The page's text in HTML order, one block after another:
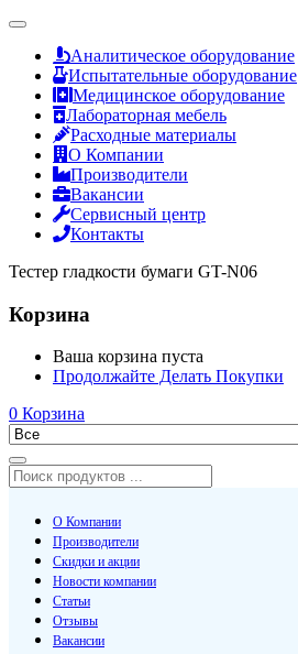
Аналитическое оборудование
Испытательные оборудование
Медицинское оборудование
Лабораторная мебель
Расходные материалы
О Компании
Производители
Вакансии
Сервисный центр
Контакты
Тестер гладкости бумаги GT-N06
Корзина
Ваша корзина пуста
Продолжайте Делать Покупки
0 Корзина
О Компании
Производители
Скидки и акции
Новости компании
Статьи
Отзывы
Вакансии